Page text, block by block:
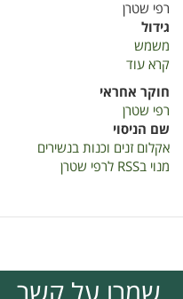
רפי שטרן
גידול
משמש
קרא עוד
מסכם
2019
תכנית
אקלום
זנים
בנשירים
חוקר אחראי
רפי שטרן
שם הניסוי
אקלום זנים וכנות בנשירים
מנוי בRSS לרפי שטרן